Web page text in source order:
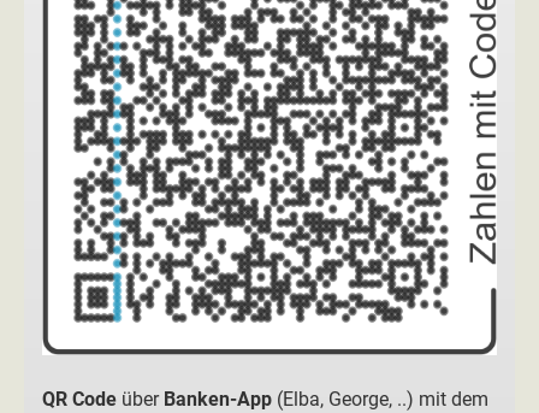
QR Code über Banken-App (Elba, George, ..) mit dem